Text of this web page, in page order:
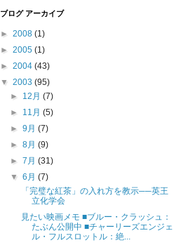
ブログ アーカイブ
► 2008 (1)
► 2005 (1)
► 2004 (43)
▼ 2003 (95)
► 12月(7)
► 11月(5)
►9月(7)
►8月(9)
►7月(31)
▼6月(7)
「完璧な紅茶」の入れ方を教示──英王
立化学会
見たい映画メモ ■ブルー・クラッシュ：
たぶん公開中 ■チャーリーズエンジェ
ル・フルスロットル：絶...